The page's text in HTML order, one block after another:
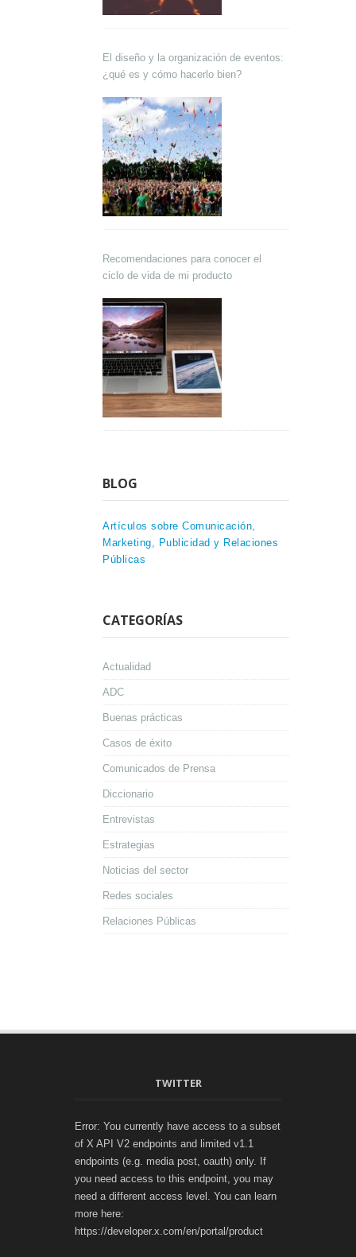
El diseño y la organización de eventos:
¿qué es y cómo hacerlo bien?
Recomendaciones para conocer el
ciclo de vida de mi producto
BLOG
Artículos sobre Comunicación,
Marketing, Publicidad y Relaciones
Públicas
CATEGORÍAS
Actualidad
ADC
Buenas prácticas
Casos de éxito
Comunicados de Prensa
Diccionario
Entrevistas
Estrategias
Noticias del sector
Redes sociales
Relaciones Públicas
TWITTER
Error: You currently have access to a subset
of X API V2 endpoints and limited v1.1
endpoints (e.g. media post, oauth) only. If
you need access to this endpoint, you may
need a different access level. You can learn
more here:
https://developer.x.com/en/portal/product